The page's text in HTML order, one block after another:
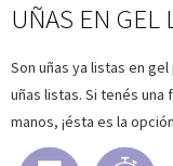
UÑAS EN GEL
Son uñas ya listas en
uñas listas. Si tenés
manos, ¡ésta es la